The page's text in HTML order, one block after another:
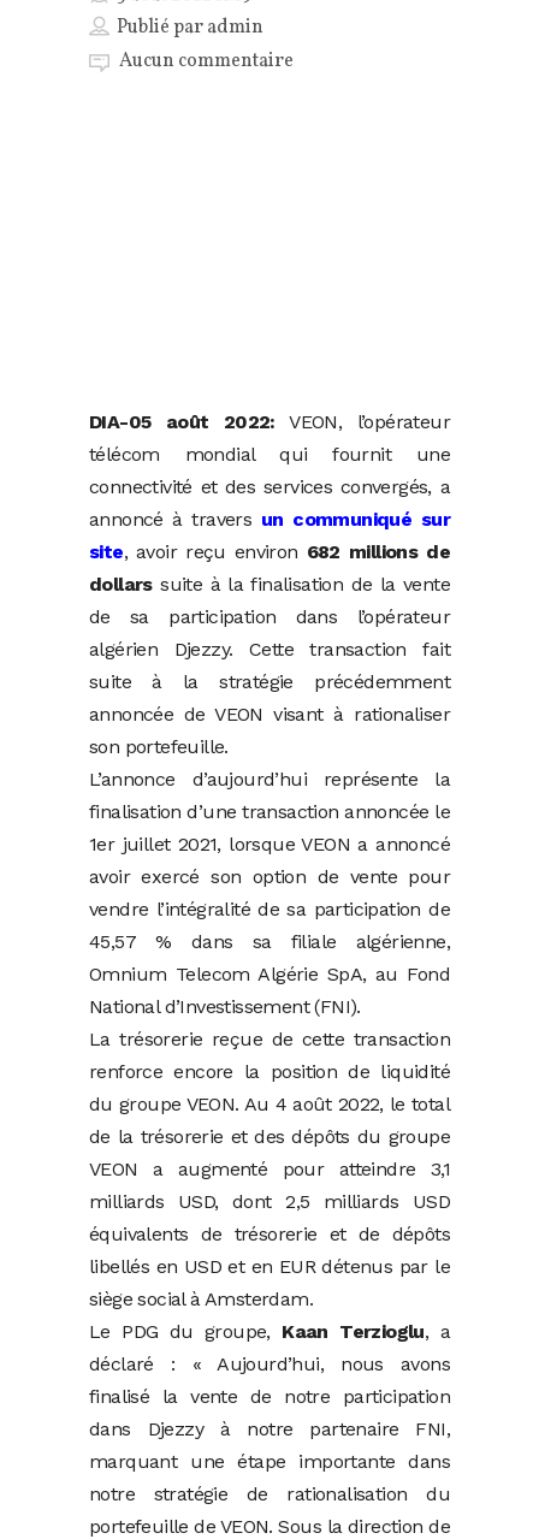
Publié paradmin
Aucun commentaire
DIA-05 août 2022: VEON, l’opérateur
télécom mondial qui fournit une
connectivité et des services convergés, a
annoncé à travers un communiqué sur
site, avoir reçu environ 682 millions de
dollarssuite à la finalisation de la vente
de sa participation dans l’opérateur
algérien Djezzy. Cette transaction fait
suite à la stratégie précédemment
annoncée de VEON visant à rationaliser
son portefeuille.
L’annonce d’aujourd’hui représente la
finalisation d’une transaction annoncée le
1er juillet 2021, lorsque VEON a annoncé
avoir exercé son option de vente pour
vendre l’intégralité de sa participation de
45,57 % dans sa filiale algérienne,
Omnium Telecom Algérie SpA, au Fond
National d’Investissement (FNI).
La trésorerie reçue de cette transaction
renforce encore la position de liquidité
du groupe VEON. Au 4 août 2022, le total
de la trésorerie et des dépôts du groupe
VEON a augmenté pour atteindre 3,1
milliards USD, dont 2,5 milliards USD
équivalents de trésorerie et de dépôts
libellés en USD et en EUR détenus par le
siège social à Amsterdam.
Le PDG du groupe, Kaan Terzioglu, a
déclaré : « Aujourd’hui, nous avons
finalisé la vente de notre participation
dans Djezzy à notre partenaire FNI,
marquant une étape importante dans
notre stratégie de rationalisation du
portefeuille de VEON. Sous la direction de